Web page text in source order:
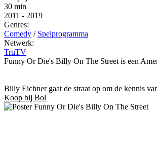
30 min
2011 - 2019
Genres:
Comedy / Spelprogramma
Netwerk:
TruTV
Funny Or Die's Billy On The Street is een
Billy Eichner gaat de straat op om de kennis
Koop bij Bol